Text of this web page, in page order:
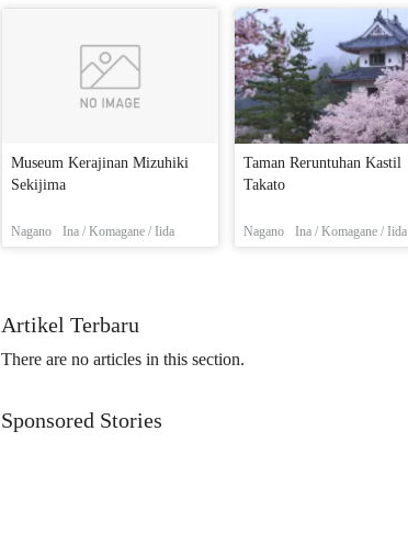
Museum Kerajinan Mizuhiki
Sekijima
Nagano Ina / Komagane / Iida
Taman Reruntuhan Kastil
Takato
Nagano Ina / Komagane / Iida
Artikel Terbaru
There are no articles in this section.
Sponsored Stories